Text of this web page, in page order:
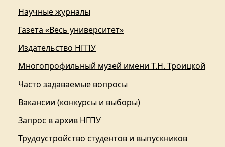
Научные журналы
Газета «Весь университет»
Издательство НГПУ
Многопрофильный музей имени Т.Н. Троицкой
Часто задаваемые вопросы
Вакансии (конкурсы и выборы)
Запрос в архив НГПУ
Трудоустройство студентов и выпускников